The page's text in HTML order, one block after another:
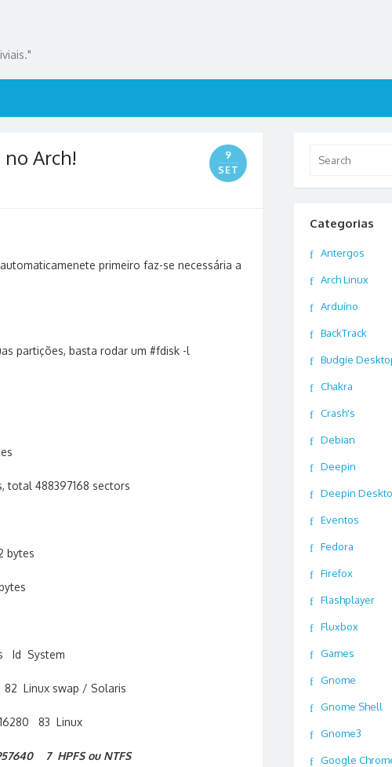
Arch!
9
SET
primeiro faz-se necessária a
partições, basta rodar um #fdisk -l
total 488397168 sectors
bytes
System
swap / Solaris
83 Linux
7 HPFS ou NTFS
for:
Categorias
Antergos
Arch Linux
Arduíno
BackTrack
Budgie
Chakra
Crash's
Debian
Deepin
Deepin
Eventos
Fedora
Firefox
Flashplayer
Fluxbox
Games
Gnome
Gnome Shell
Gnome3
Google